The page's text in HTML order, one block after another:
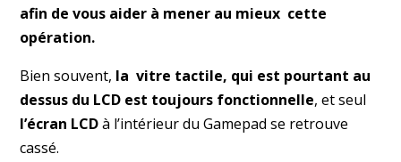
afin de vous aider à mener au mieux cette
opération.
Bien souvent, la vitre tactile, qui est pourtant au
dessus du LCD est toujours fonctionnelle, et seul
l’écran LCDà l’intérieur du Gamepad se retrouve
cassé.